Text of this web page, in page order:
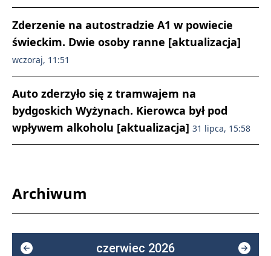
Zderzenie na autostradzie A1 w powiecie
świeckim. Dwie osoby ranne [aktualizacja]
wczoraj, 11:51
Auto zderzyło się z tramwajem na
bydgoskich Wyżynach. Kierowca był pod
wpływem alkoholu [aktualizacja] 31 lipca, 15:58
Archiwum
czerwiec 2026